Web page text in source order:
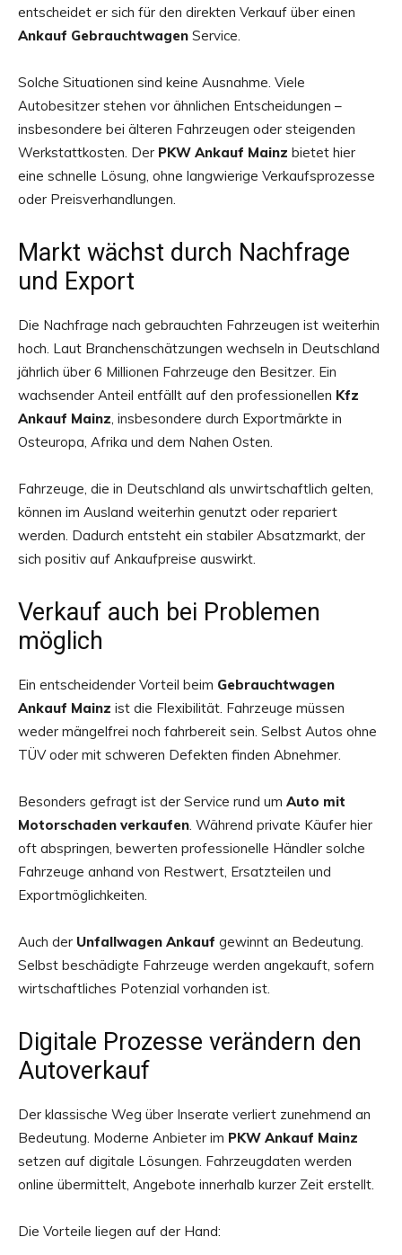
entscheidet er sich für den direkten Verkauf über einen
Ankauf Gebrauchtwagen Service.
Solche Situationen sind keine Ausnahme. Viele
Autobesitzer stehen vor ähnlichen Entscheidungen –
insbesondere bei älteren Fahrzeugen oder steigenden
Werkstattkosten. Der PKW Ankauf Mainz bietet hier
eine schnelle Lösung, ohne langwierige Verkaufsprozesse
oder Preisverhandlungen.
Markt wächst durch Nachfrage
und Export
Die Nachfrage nach gebrauchten Fahrzeugen ist weiterhin
hoch. Laut Branchenschätzungen wechseln in Deutschland
jährlich über 6 Millionen Fahrzeuge den Besitzer. Ein
wachsender Anteil entfällt auf den professionellen Kfz
Ankauf Mainz, insbesondere durch Exportmärkte in
Osteuropa, Afrika und dem Nahen Osten.
Fahrzeuge, die in Deutschland als unwirtschaftlich gelten,
können im Ausland weiterhin genutzt oder repariert
werden. Dadurch entsteht ein stabiler Absatzmarkt, der
sich positiv auf Ankaufpreise auswirkt.
Verkauf auch bei Problemen
möglich
Ein entscheidender Vorteil beim Gebrauchtwagen
Ankauf Mainz ist die Flexibilität. Fahrzeuge müssen
weder mängelfrei noch fahrbereit sein. Selbst Autos ohne
TÜV oder mit schweren Defekten finden Abnehmer.
Besonders gefragt ist der Service rund um Auto mit
Motorschaden verkaufen. Während private Käufer hier
oft abspringen, bewerten professionelle Händler solche
Fahrzeuge anhand von Restwert, Ersatzteilen und
Exportmöglichkeiten.
Auch der Unfallwagen Ankauf gewinnt an Bedeutung.
Selbst beschädigte Fahrzeuge werden angekauft, sofern
wirtschaftliches Potenzial vorhanden ist.
Digitale Prozesse verändern den
Autoverkauf
Der klassische Weg über Inserate verliert zunehmend an
Bedeutung. Moderne Anbieter im PKW Ankauf Mainz
setzen auf digitale Lösungen. Fahrzeugdaten werden
online übermittelt, Angebote innerhalb kurzer Zeit erstellt.
Die Vorteile liegen auf der Hand: